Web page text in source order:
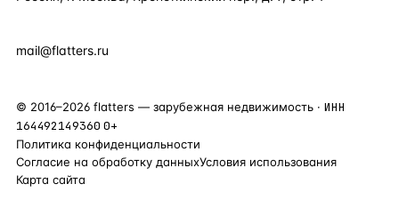
mail@flatters.ru
© 2016–2026 flatters — зарубежная недвижимость · ИНН
164492149360 0+
Политика конфиденциальности
Согласие на обработку данныхУсловия использования
Карта сайта